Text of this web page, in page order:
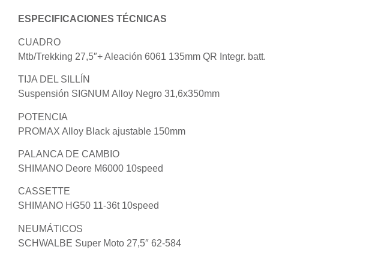
ESPECIFICACIONES TÉCNICAS
CUADRO
Mtb/Trekking 27,5″+ Aleación 6061 135mm QR Integr. batt.
TIJA DEL SILLÍN
Suspensión SIGNUM Alloy Negro 31,6x350mm
POTENCIA
PROMAX Alloy Black ajustable 150mm
PALANCA DE CAMBIO
SHIMANO Deore M6000 10speed
CASSETTE
SHIMANO HG50 11-36t 10speed
NEUMÁTICOS
SCHWALBE Super Moto 27,5″ 62-584